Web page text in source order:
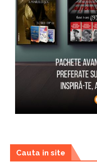
Cauta in site